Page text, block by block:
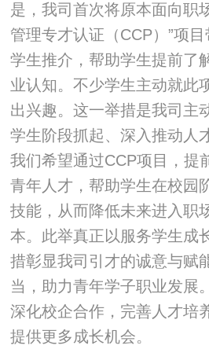
是，我司首次将原本面向职
管理专才认证（CCP）”项
学生推介，帮助学生提前了
业认知。不少学生主动就此
出兴趣。这一举措是我司主
学生阶段抓起、深入推动人
我们希望通过CCP项目，提
青年人才，帮助学生在校园
技能，从而降低未来进入职
本。此举真正以服务学生成
措彰显我司引才的诚意与赋
当，助力青年学子职业发展
深化校企合作，完善人才培
提供更多成长机会。